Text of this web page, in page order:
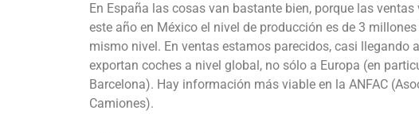
En España las cosas van bastante bien, porque las
este año en México el nivel de producción es de 3
mismo nivel. En ventas estamos parecidos, casi llegando
exportan coches a nivel global, no sólo a Europa (en
Barcelona). Hay información más viable en la ANFAC
Camiones).